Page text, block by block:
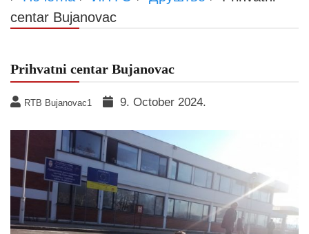
centar Bujanovac
Prihvatni centar Bujanovac
RTB Bujanovac1 9. October 2024.